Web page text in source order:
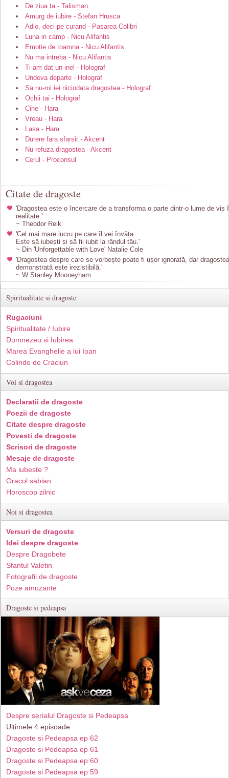
De ziua ta - Talisman
Amurg de iubire - Stefan Hrusca
Adio, deci pe curand - Pasarea Colibri
Luna in camp - Nicu Alifantis
Emotie de toamna - Nicu Alifantis
Nu ma intreba - Nicu Alifantis
Ti-am dat un inel - Holograf
Undeva departe - Holograf
Sa nu-mi iei niciodata dragostea - Holograf
Ochii tai - Holograf
Cine - Hara
Vreau - Hara
Lasa - Hara
Durere fara sfarsit - Akcent
Nu refuza dragostea - Akcent
Cerul - Proconsul
Citate de dragoste
'Dragostea este o încercare de a transforma o parte dintr-o lume de vis
realitate.'
~ Theodor Reik
'Cel mai mare lucru pe care îl vei învăța
Este să iubești și să fii iubit la rândul tău.'
~ Din 'Unforgettable with Love' Natalie Cole
'Dragostea despre care se vorbește poate fi ușor ignorată, dar dragostea
demonstrată este irezistibilă.'
~ W Stanley Mooneyham
Spiritualitate si dragoste
Rugaciuni
Spiritualitate / Iubire
Dumnezeu si Iubirea
Marea Evanghelie a lui Ioan
Colinde de Craciun
Voi si dragostea
Declaratii de dragoste
Poezii de dragoste
Citate despre dragoste
Povesti de dragoste
Scrisori de dragoste
Mesaje de dragoste
Ma iubeste ?
Oracol sabian
Horoscop zilnic
Noi si dragostea
Versuri de dragoste
Idei despre dragoste
Despre Dragobete
Sfantul Valetin
Fotografii de dragoste
Poze amuzante
Dragoste si pedeapsa
Despre serialul Dragoste si Pedeapsa
Ultimele 4 episoade
Dragoste si Pedeapsa ep 62
Dragoste si Pedeapsa ep 61
Dragoste si Pedeapsa ep 60
Dragoste si Pedeapsa ep 59